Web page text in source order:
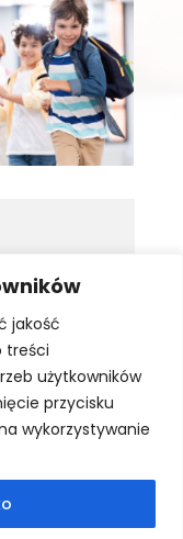
jakość
treści
użytkowników
przycisku
wykorzystywanie
wybierzesz
.